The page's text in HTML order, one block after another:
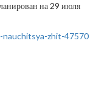
на 29 июля
zhit-47570